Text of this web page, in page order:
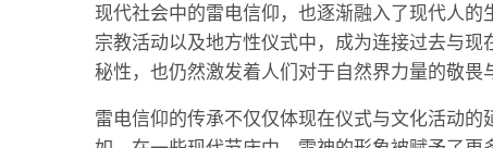
现代社会中的雷电信仰，也逐渐融入了现代人
宗教活动以及地方性仪式中，成为连接过去与
秘性，也仍然激发着人们对于自然界力量的敬畏
雷电信仰的传承不仅仅体现在仪式与文化活动